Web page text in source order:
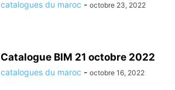
catalogues du maroc - octobre 23, 2022
Catalogue BIM 21 octobre 2022
catalogues du maroc - octobre 16, 2022